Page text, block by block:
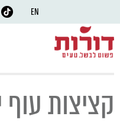
EN
קציצות עוף